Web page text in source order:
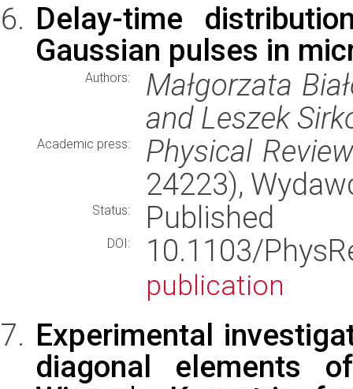
Delay-time
Gaussian pulses in
Authors:
Małgorzata
and Leszek
Academic press:
Physical
24223),
Status: Published
DOI: 10.1103/
publication
Experimental
diagonal elements